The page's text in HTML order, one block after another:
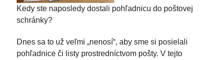
Kedy ste naposledy dostali pohľadnicu do poštovej
schránky?
Dnes sa to už veľmi „nenosí“, aby sme si posielali
pohľadnice či listy prostredníctvom pošty. V tejto